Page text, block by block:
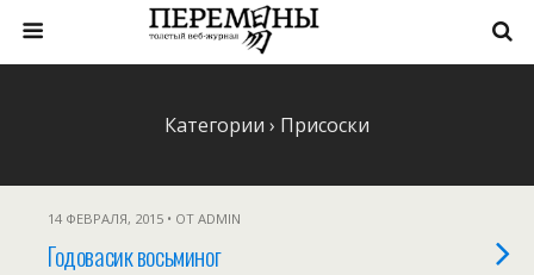
Категории › Присоски
14 ФЕВРАЛЯ, 2015 • ОТ ADMIN
Годовасик восьминог